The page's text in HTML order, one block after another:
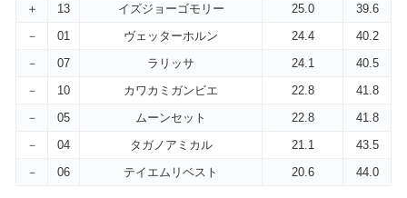
＋
13 イズジョーゴモリー 25.0
39.6
－
01 ヴェッターホルン 24.4
40.2
－
07 ラリッサ 24.1
40.5
－
10 カワカミガンビエ 22.8
41.8
－
05 ムーンセット 22.8
41.8
－
04 タガノアミカル 21.1
43.5
－
06 テイエムリベスト 20.6 44.0